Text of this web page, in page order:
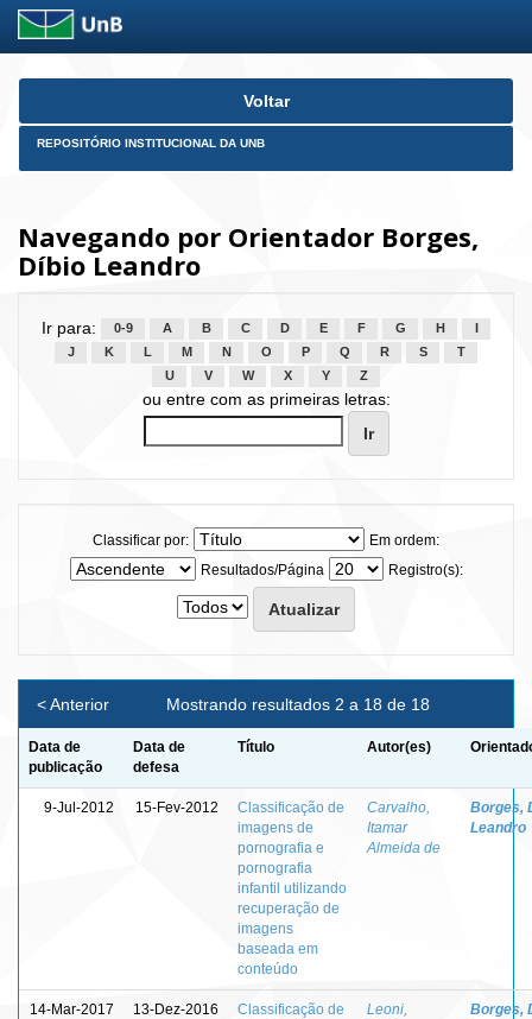
Skip
Voltar
REPOSITÓRIO INSTITUCIONAL DA UNB
Navegando por Orientador Borges,
Díbio Leandro
Ir para: 0-9 A B C D E F G H
J
K L M N O P Q R S
T
U
V W X Y Z
ou entre com as primeiras letras:
Classificar por:
Em ordem:
Resultados/Página
Registro(s):
Mostrando resultados 2 a 18 de 18
< Anterior
Data de
publicação
Data de
defesa
Título Autor(es)
9-Jul-2012 15-Fev-2012
Classificação de
imagens de
pornografia e
pornografia
infantil utilizando
recuperação de
imagens
baseada em
conteúdo
Carvalho,
Itamar
Almeida de
Borges,
Leandro
14-Mar-2017 13-Dez-2016
Classificação de
Leoni,
Borges,